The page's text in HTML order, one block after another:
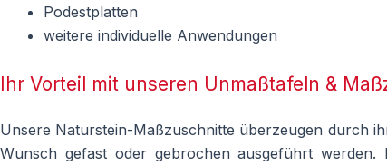
Podestplatten
weitere individuelle Anwendungen
Ihr Vorteil mit unseren Unmaßtafeln &
Unsere Naturstein-Maßzuschnitte überzeugen durch
Wunsch gefast oder gebrochen ausgeführt